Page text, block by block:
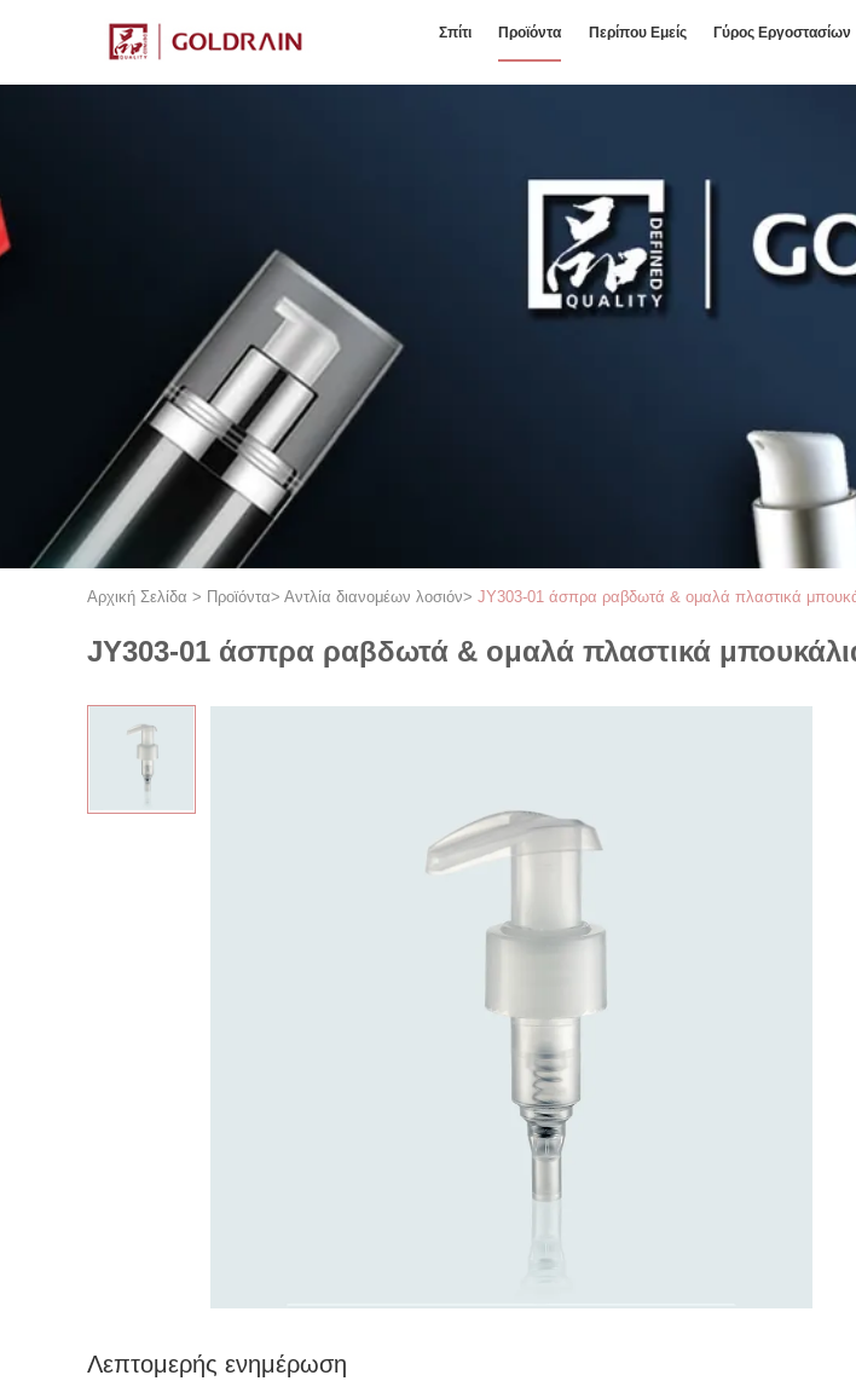
Σπίτι Προϊόντα Περίπου Εμείς Γύρος Εργοστασίων
Αρχική Σελίδα > Προϊόντα> Αντλία διανομέων λοσιόν> JY303-01 άσπρα ραβδωτά & ομαλά πλαστικά
JY303-01 άσπρα ραβδωτά & ομαλά πλαστικά
Λεπτομερής ενημέρωση